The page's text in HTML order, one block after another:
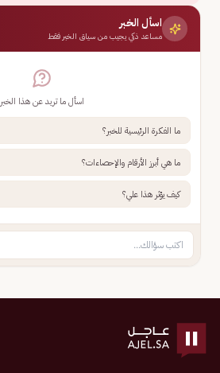
اسأل الخبر
مساعد ذكي يجيب من سياق الخبر فقط
اسأل ما تريد عن هذا الخبر
ما الفكرة الرئيسية للخبر؟
ما هي أبرز الأرقام والإحصاءات؟
كيف يؤثر هذا علي؟